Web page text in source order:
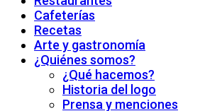
Cafeterías
Recetas
Arte y gastronomía
¿Quiénes somos?
¿Qué hacemos?
Historia del logo
Prensa y menciones